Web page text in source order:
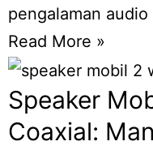
pengalaman audio
Read More »
Speaker
Coaxial: